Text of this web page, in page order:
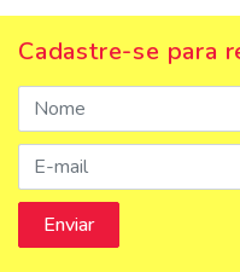
Cadastre-se para